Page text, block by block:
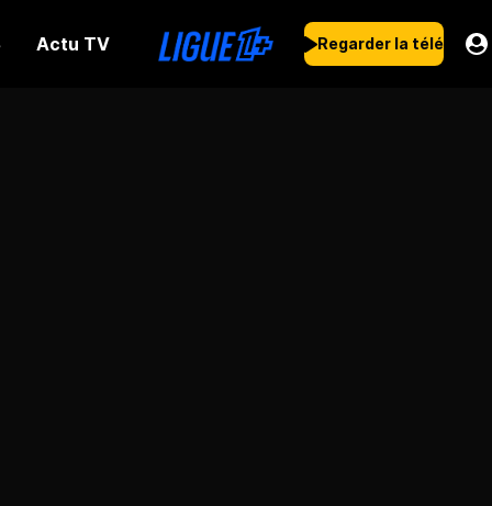
Actu TV Regarder la télé